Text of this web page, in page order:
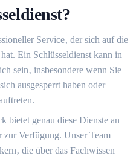
Service‚ der sich auf die
Ein Schlüsseldienst kann in
sein‚ insbesondere wenn Sie
ausgesperrt haben oder
bietet genau diese Dienste an
Verfügung. Unser Team
die über das Fachwissen